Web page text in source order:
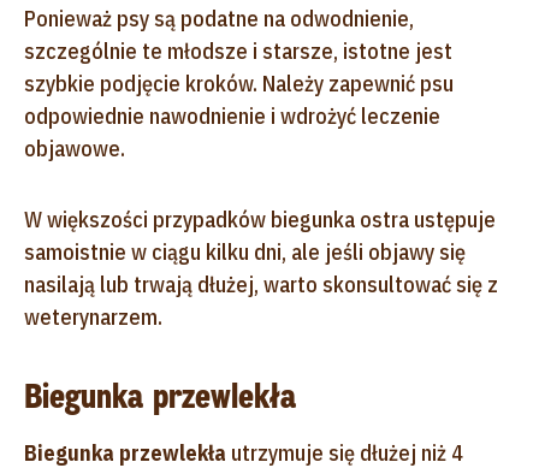
Ponieważ psy są podatne na odwodnienie,
szczególnie te młodsze i starsze, istotne jest
szybkie podjęcie kroków. Należy zapewnić psu
odpowiednie nawodnienie i wdrożyć leczenie
objawowe.
W większości przypadków biegunka ostra ustępuje
samoistnie w ciągu kilku dni, ale jeśli objawy się
nasilają lub trwają dłużej, warto skonsultować się z
weterynarzem.
Biegunka przewlekła
Biegunka przewlekła utrzymuje się dłużej niż 4